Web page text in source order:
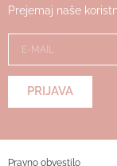
Prejemaj naše
PRIJAVA
Pravno obvestilo